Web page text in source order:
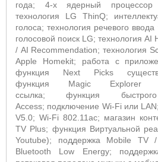
года; 4-х ядерный
технология LG ThinQ;
голоса;технология речевого
голосовой поиск LG; технология AI
/ AI Recommendation; технология
Apple
Homekit; работа с
функция Next Picks
функция Magic Explorer
ссылка; функция
Access; подключение Wi-Fiили LAN
V5.0; Wi-Fi 802.11ac; магазин
TV Plus; функция Виртуальной
Youtube); поддержка Mobile TV/
Bluetooth
Low Energy;